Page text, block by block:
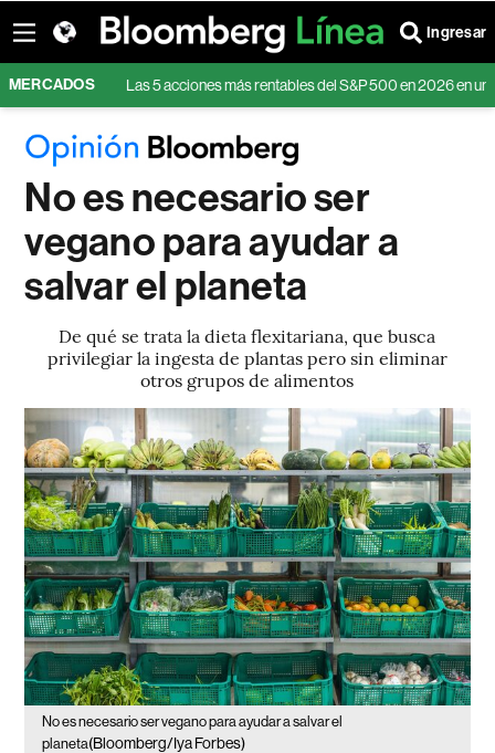
Ingresar
MERCADOSLas 5 acciones más rentables del S&P 500 en 2026 en una semana
No es necesario ser
vegano para ayudar a
salvar el planeta
De qué se trata la dieta flexitariana, que busca
privilegiar la ingesta de plantas pero sin eliminar
otros grupos de alimentos
No es necesario ser vegano para ayudar a salvar el
planeta(Bloomberg/Iya Forbes)